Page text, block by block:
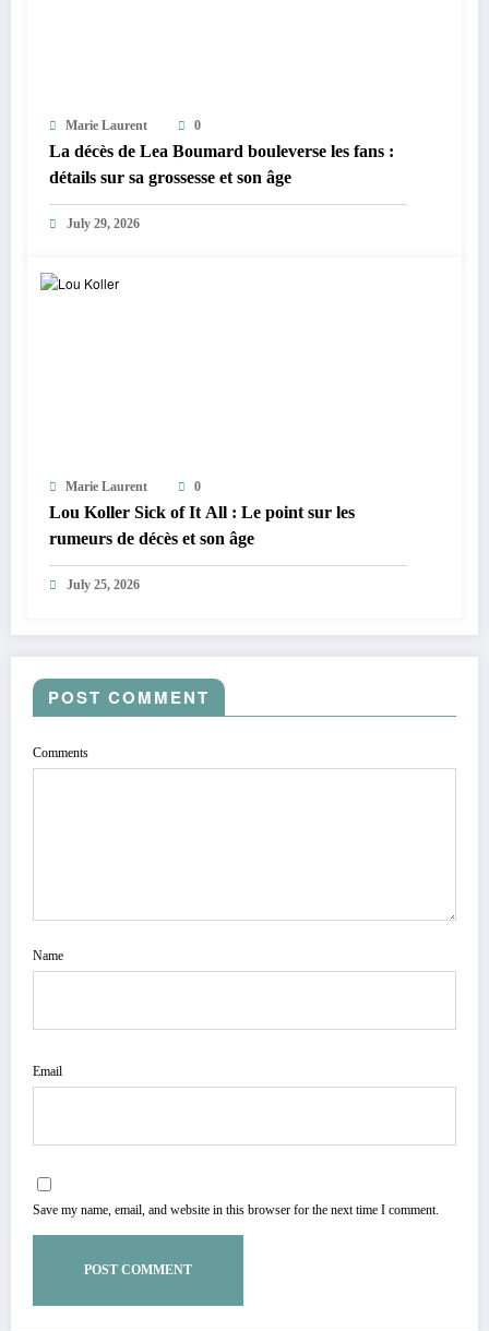
Marie Laurent 0
La décès de Lea Boumard bouleverse les fans :
détails sur sa grossesse et son âge
July 29, 2026
Marie Laurent 0
Lou Koller Sick of It All : Le point sur les
rumeurs de décès et son âge
July 25, 2026
POST COMMENT
Comments
Name
Email
Save my name, email, and website in this browser for the next time I comment.